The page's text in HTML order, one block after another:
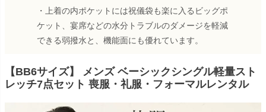
・上着の内ポケットには祝儀袋も楽に入るビッグポ
ケット、宴席などの水分トラブルのダメージを軽減
できる弱撥水と、機能面にも優れています。
【BB6サイズ】 メンズ ベーシックシングル軽量スト
レッチ7点セット 喪服・礼服・フォーマルレンタル